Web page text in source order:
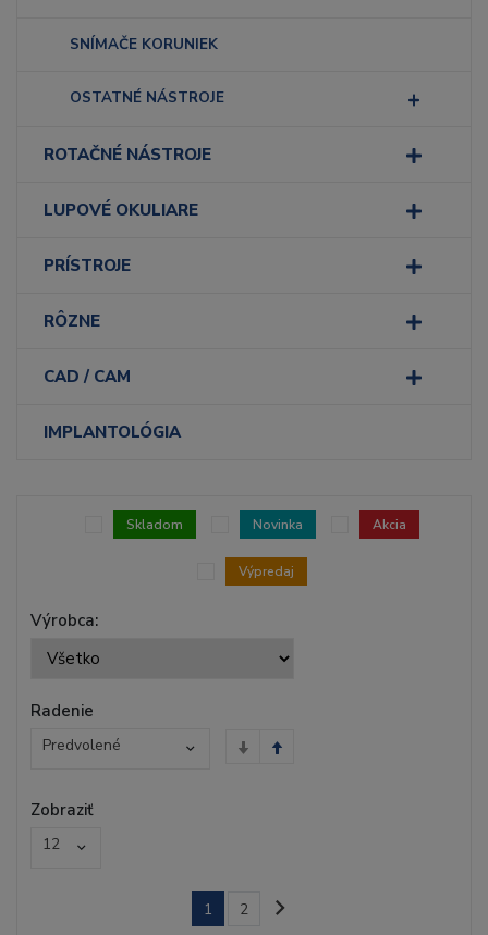
SNÍMAČE KORUNIEK
OSTATNÉ NÁSTROJE
ROTAČNÉ NÁSTROJE
LUPOVÉ OKULIARE
PRÍSTROJE
RÔZNE
CAD / CAM
IMPLANTOLÓGIA
Výrobca:
Skladom Novinka Akcia
Výpredaj
Radenie
Predvolené
Zobraziť
12
1 2